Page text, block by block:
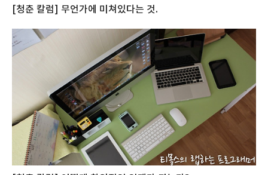
[청춘 칼럼] 무언가에 미쳐있다는 것.